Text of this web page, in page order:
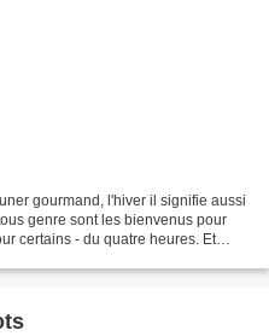
gourmand, l'hiver il signifie aussi
genre sont les bienvenus pour
certains - du quatre heures. Et